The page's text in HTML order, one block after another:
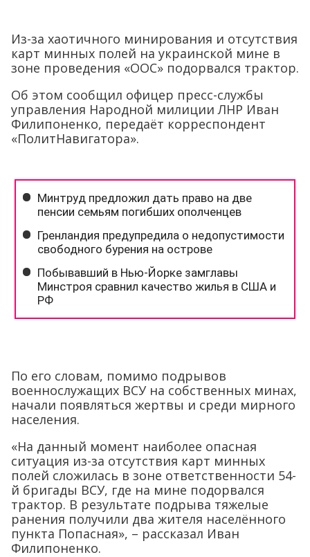
Из-за хаотичного минирования и отсутствия
карт минных полей на украинской мине в
зоне проведения «ООС» подорвался трактор.
Об этом сообщил офицер пресс-службы
управления Народной милиции ЛНР Иван
Филипоненко, передаёт корреспондент
«ПолитНавигатора».
По его словам, помимо подрывов
военнослужащих ВСУ на собственных минах,
начали появляться жертвы и среди мирного
населения.
«На данный момент наиболее опасная
ситуация из-за отсутствия карт минных
полей сложилась в зоне ответственности 54-
й бригады ВСУ, где на мине подорвался
трактор. В результате подрыва тяжелые
ранения получили два жителя населённого
пункта Попасная», – рассказал Иван
Филипоненко.